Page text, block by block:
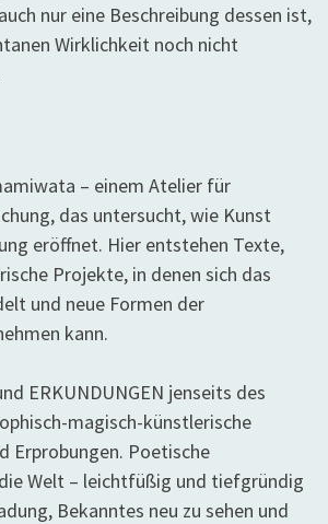
nur eine Beschreibung dessen ist,
Wirklichkeit noch nicht
– einem Atelier für
das untersucht, wie Kunst
eröffnet. Hier entstehen Texte,
Projekte, in denen sich das
und neue Formen der
kann.
ERKUNDUNGEN jenseits des
magisch-künstlerische
Erprobungen. Poetische
Welt – leichtfüßig und tiefgründig
Bekanntes neu zu sehen und